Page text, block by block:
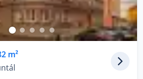
makléřů
zákazníci
m²